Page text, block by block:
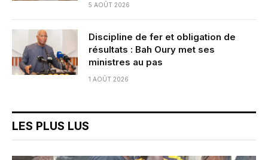
5 AOÛT 2026
Discipline de fer et obligation de
résultats : Bah Oury met ses
ministres au pas
1 AOÛT 2026
LES PLUS LUS